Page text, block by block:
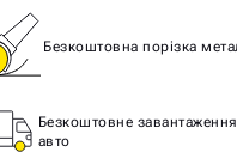
Безкоштовна порізка
Безкоштовне
авто